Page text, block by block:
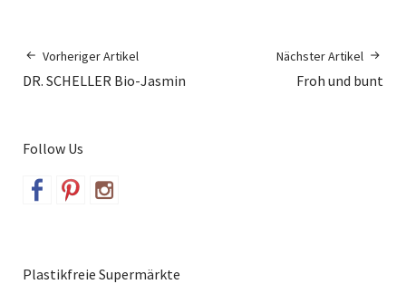
Vorheriger Artikel
DR. SCHELLER Bio-Jasmin
Nächster Artikel
Froh und bunt
Follow Us
Plastikfreie Supermärkte